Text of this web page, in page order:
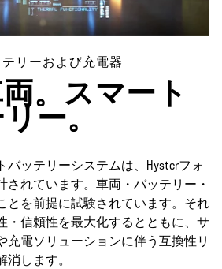
リーおよび充電器
。スマート
ー。
バッテリーシステムは、Hysterフォ
されています。車両・バッテリー・
とを前提に試験されています。それ
・信頼性を最大化するとともに、サ
充電ソリューションに伴う互換性リ
します。